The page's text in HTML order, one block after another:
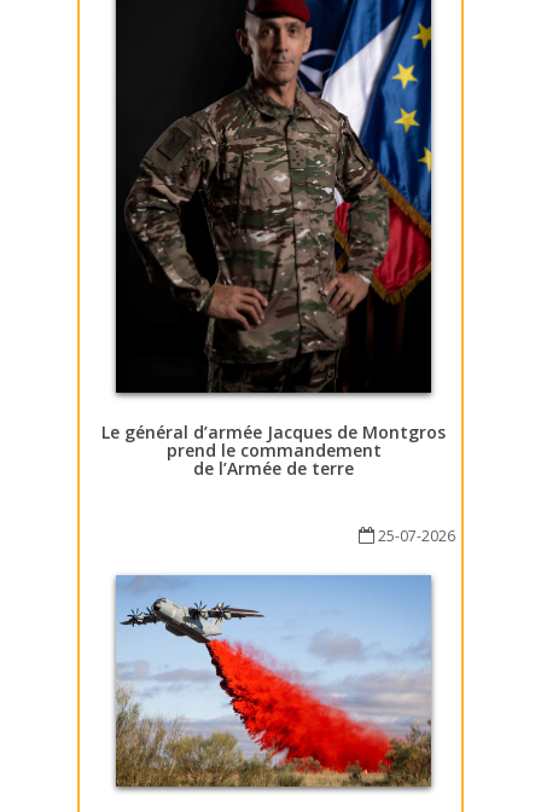
Le général d’armée Jacques de Montgros
prend le commandement
de l’Armée de terre
25-07-2026